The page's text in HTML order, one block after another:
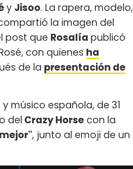
y Jisoo. La rapera, modelo,
la imagen del
post que Rosalía publicó
con quienes ha
de la presentación de
músico española, de 31
del Crazy Horse con la
, junto al emoji de un